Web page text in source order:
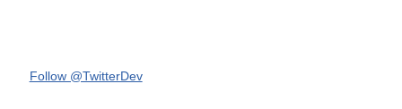
Follow @TwitterDev